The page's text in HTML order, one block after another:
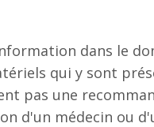
dans le
qui y sont
pas une
d'un médecin ou